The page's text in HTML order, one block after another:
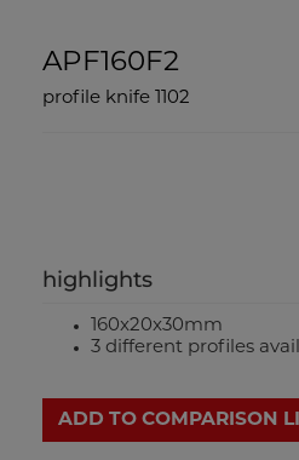
APF160F2
profile knife 1102
highlights
160x20x30mm
3 different profiles
ADD TO COMPARISON